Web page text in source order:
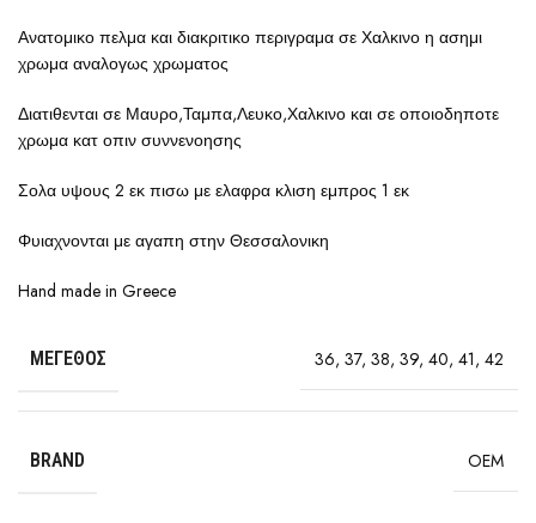
Ανατομικο πελμα και διακριτικο περιγραμα σε Χαλκινο η ασημι
χρωμα αναλογως χρωματος
Διατιθενται σε Μαυρο,Ταμπα,Λευκο,Χαλκινο και σε οποιοδηποτε
χρωμα κατ οπιν συννενοησης
Σολα υψους 2 εκ πισω με ελαφρα κλιση εμπρος 1 εκ
Φυιαχνονται με αγαπη στην Θεσσαλονικη
Hand made in Greece
ΜΈΓΕΘΟΣ 36, 37, 38, 39, 40, 41, 42
BRAND OEM